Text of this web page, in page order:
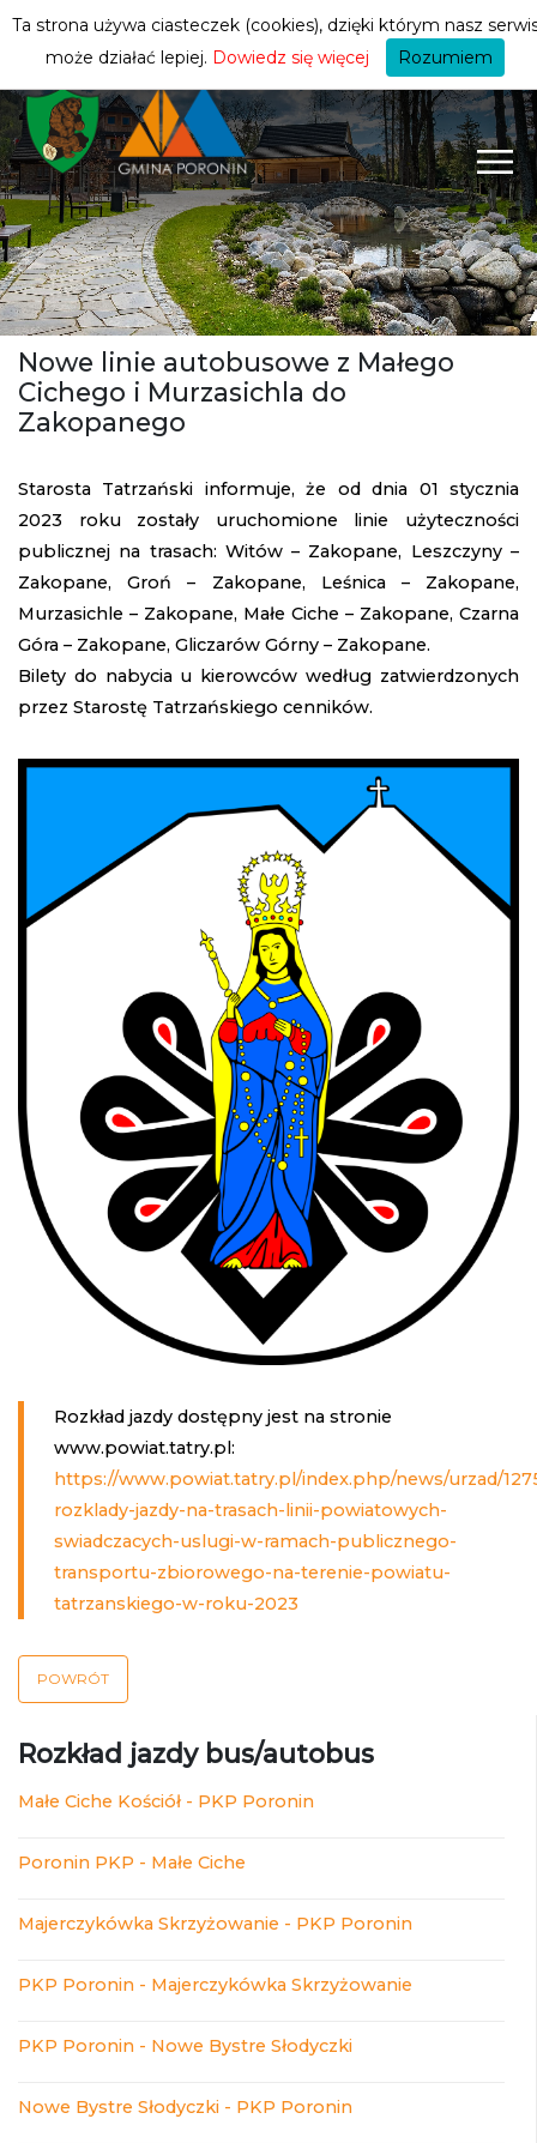
turysty
Rozkład jazdy bus/autobus
Małe Ciche Kościół - PKP Poronin
Poronin PKP - Małe Ciche
Majerczykówka Skrzyżowanie - PKP Poronin
PKP Poronin - Majerczykówka Skrzyżowanie
PKP Poronin - Nowe Bystre Słodyczki
Nowe Bystre Słodyczki - PKP Poronin
Nowe linie autobusowe z Małego
Cichego i Murzasichla do
Zakopanego
Starosta Tatrzański informuje, że od dnia 01 stycznia
2023 roku zostały uruchomione linie użyteczności
publicznej na trasach: Witów – Zakopane, Leszczyny –
Zakopane, Groń – Zakopane, Leśnica – Zakopane,
Murzasichle – Zakopane, Małe Ciche – Zakopane, Czarna
Góra – Zakopane, Gliczarów Górny – Zakopane.
Bilety do nabycia u kierowców według zatwierdzonych
przez Starostę Tatrzańskiego cenników.
Rozkład jazdy dostępny jest na stronie
www.powiat.tatry.pl:
https://www.powiat.tatry.pl/index.php/news/urzad/
rozklady-jazdy-na-trasach-linii-powiatowych-
swiadczacych-uslugi-w-ramach-publicznego-
transportu-zbiorowego-na-terenie-powiatu-
tatrzanskiego-w-roku-2023
POWRÓT
Ta strona używa ciasteczek (cookies), dzięki którym nasz
może działać lepiej. Dowiedz się więcej Rozumiem